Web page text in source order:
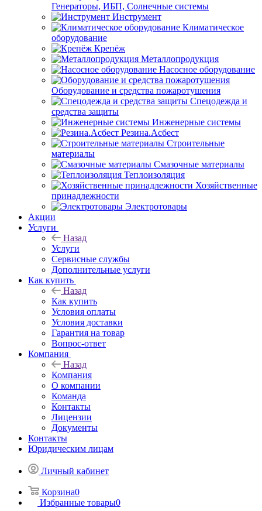
Генераторы, ИБП, Солнечные системы
Инструмент
Климатическое
оборудование
Крепёж
Металлопродукция
Насосное оборудование
Оборудование и средства пожаротушения
Спецодежда и
средства защиты
Инженерные системы
Резина.Асбест
Строительные
материалы
Смазочные материалы
Теплоизоляция
Хозяйственные
принадлежности
Электротовары
Акции
Услуги
Назад
Услуги
Сервисные службы
Дополнительные услуги
Как купить
Назад
Как купить
Условия оплаты
Условия доставки
Гарантия на товар
Вопрос-ответ
Компания
Назад
Компания
О компании
Команда
Контакты
Лицензии
Документы
Контакты
Юридическим лицам
Личный кабинет
Корзина0
Избранные товары0